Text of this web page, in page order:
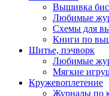
Вышивка
Любимые
Схемы для
Книги по
Шитье, пэчворк
Любимые
Мягкие
Кружевоплетение
Журналы по